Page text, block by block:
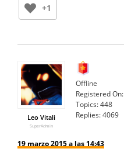
+1
Leo Vitali
SuperAdmin
Offline
Registered On:
Topics:448
Replies:4069
19 marzo 2015 a las 14:43